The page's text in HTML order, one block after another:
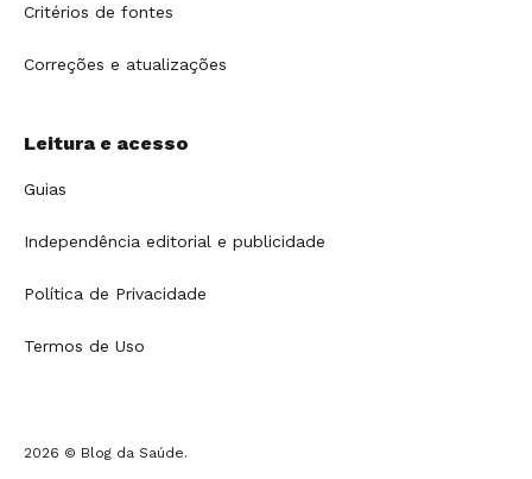
Critérios de fontes
Correções e atualizações
Leitura e acesso
Guias
Independência editorial e publicidade
Política de Privacidade
Termos de Uso
2026 © Blog da Saúde.